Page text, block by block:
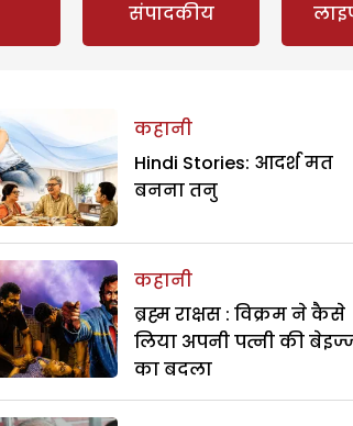
संपादकीय
कहानी
Hindi Stories: आदर्श मत
बनना तनु
कहानी
ब्रह्म राक्षस : विक्रम ने कैसे
लिया अपनी पत्नी की
का बदला